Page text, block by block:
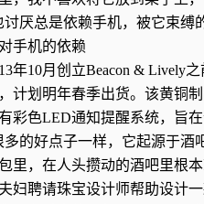
讨厌总是依赖手机，被它束缚
手机的依赖
年10月创立Beacon & Lively
计划明年春季出货。该黄铜
彩色LED通知提醒系统，旨
多的好点子一样，它起源于酒
里，在人头攒动的酒吧里根
妇聘请珠宝设计师帮助设计